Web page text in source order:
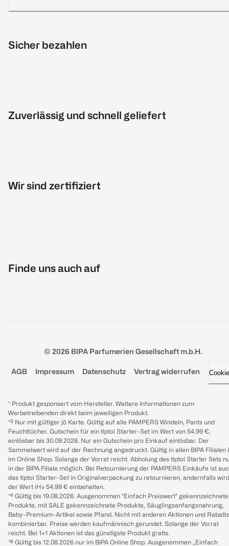
Sicher bezahlen
Zuverlässig und schnell geliefert
Wir sind zertifiziert
Finde uns auch auf
© 2026 BIPA Parfumerien Gesellschaft m.b.H.
AGB Impressum Datenschutz Vertrag widerrufen
* Produkt gesponsert vom Hersteller. Weitere Informationen zum
Werbetreibenden direkt beim jeweiligen Produkt.
*³ Nur mit gültiger jö Karte. Gültig auf alle PAMPERS Windeln, Pants und
Feuchttücher. Gutschein für ein tiptoi Starter-Set im Wert von 54.99 €,
einlösbar bis 30.09.2026. Nur ein Gutschein pro Einkauf einlösbar. Der
Sammelwert wird auf der Rechnung angedruckt. Gültig in allen BIPA Filialen
im Online Shop. Solange der Vorrat reicht. Abholung des tiptoi Starter Sets
in der BIPA Filiale möglich. Bei Retournierung der PAMPERS Einkäufe ist
das tiptoi Starter-Set in Originalverpackung zu retournieren, andernfalls wird
der Wert iHv 54.99 € einbehalten.
*⁴ Gültig bis 19.08.2026. Ausgenommen "Einfach Preiswert" gekennzeichnete
Produkte, mit SALE gekennzeichnete Produkte, Säuglingsanfangsnahrung,
Baby-Premium-Artikel sowie Pfand. Nicht mit anderen Aktionen und
kombinierbar. Preise werden kaufmännisch gerundet. Solange der Vorrat
reicht. Bei 1+1 Aktionen ist das günstigste Produkt gratis.
*⁸ Gültig bis 12.08.2026 nur im BIPA Online Shop. Ausgenommen „Einfach